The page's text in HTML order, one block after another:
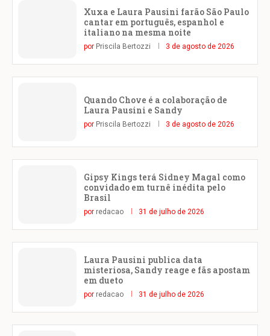
Xuxa e Laura Pausini farão São Paulo
cantar em português, espanhol e
italiano na mesma noite
por Priscila Bertozzi 3 de agosto de 2026
Quando Chove é a colaboração de
Laura Pausini e Sandy
por Priscila Bertozzi 3 de agosto de 2026
Gipsy Kings terá Sidney Magal como
convidado em turnê inédita pelo
Brasil
por redacao 31 de julho de 2026
Laura Pausini publica data
misteriosa, Sandy reage e fãs apostam
em dueto
por redacao 31 de julho de 2026